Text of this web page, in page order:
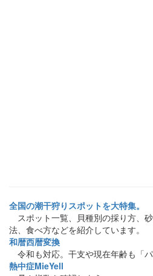
全国の潮干狩りスポットを大特集。
スポット一覧、貝種別の採り方、
法、食べ方などを紹介しています。
和暦西暦変換
令和も対応。干支や現在年齢も「パ
熱中症MieYell